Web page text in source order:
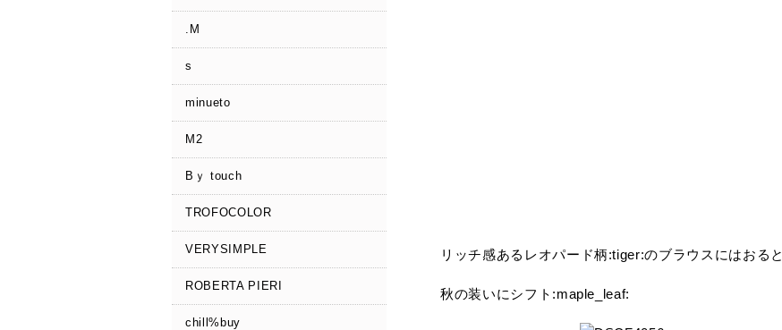
.M
s
minueto
M2
Bｙ touch
TROFOCOLOR
VERYSIMPLE
ROBERTA PIERI
chill%buy
リッチ感あるレオパード柄:tiger:のブラウスにはおると
秋の装いにシフト:maple_leaf: